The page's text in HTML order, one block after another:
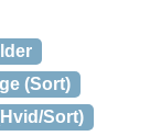
(Sort)
Sort)